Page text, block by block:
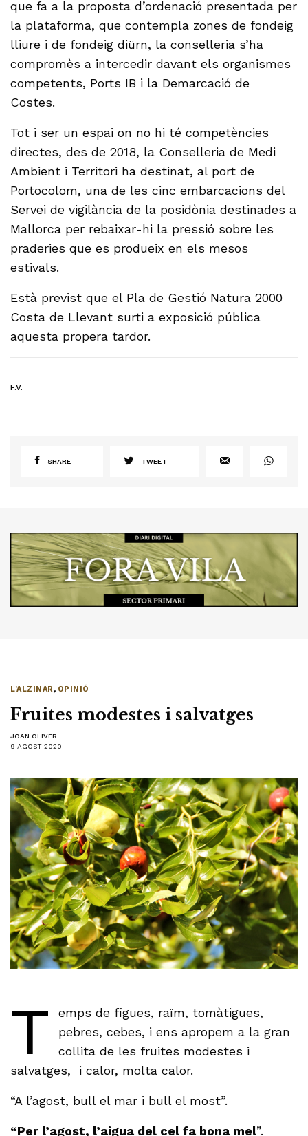
que fa a la proposta d’ordenació presentada per
la plataforma, que contempla zones de fondeig
lliure i de fondeig diürn, la conselleria s’ha
compromès a intercedir davant els organismes
competents, Ports IB i la Demarcació de
Costes.
Tot i ser un espai on no hi té competències
directes, des de 2018, la Conselleria de Medi
Ambient i Territori ha destinat, al port de
Portocolom, una de les cinc embarcacions del
Servei de vigilància de la posidònia destinades a
Mallorca per rebaixar-hi la pressió sobre les
praderies que es produeix en els mesos
estivals.
Està previst que el Pla de Gestió Natura 2000
Costa de Llevant surti a exposició pública
aquesta propera tardor.
F.V.
SHARE TWEET
L'ALZINAR , OPINIÓ
Fruites modestes i salvatges
JOAN OLIVER
9 AGOST 2020
T
emps de figues, raïm, tomàtigues,
pebres, cebes, i ens apropem a la gran
collita de les fruites modestes i
salvatges, i calor, molta calor.
“A l’agost, bull el mar i bull el most”.
“Per l’agost, l’aigua del cel fa bona mel”.